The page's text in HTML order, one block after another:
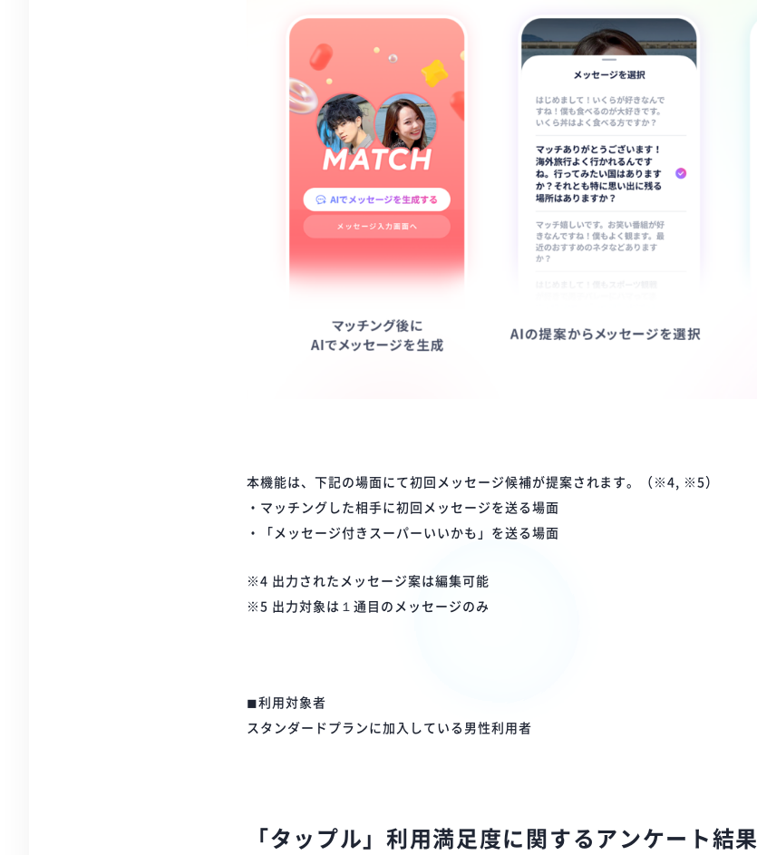
本機能は、下記の場面にて初回メッセージ候補が提案されます。（※4, ※5）
・マッチングした相手に初回メッセージを送る場面
・「メッセージ付きスーパーいいかも」を送る場面
※4 出力されたメッセージ案は編集可能
※5 出力対象は１通目のメッセージのみ
◼︎利用対象者
スタンダードプランに加入している男性利用者
「タップル」利用満足度に関するアンケート結果